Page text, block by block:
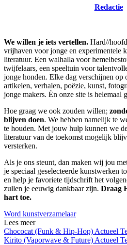
Redactie
We willen je iets vertellen. Hard//
vrijhaven voor jonge en experimentele
literatuur. Een walhalla voor
twijfelaars, een speeltuin voor
jonge honden. Elke dag verschijnen op
artikelen, verhalen, poëzie, kunst,
jonge makers. Én onze site is helemaal
Hoe graag we ook zouden willen;
blijven doen. We hebben namelijk te
te houden. Met jouw hulp kunnen we
literatuur van de toekomst mogelijk
versterken.
Als je ons steunt, dan maken wij jou
je speciaal geselecteerde kunstwerken
en help je favoriete tijdschrift het
zullen je eeuwig dankbaar zijn. Draag
hart toe.
Word kunstverzamelaar
Lees meer
Chococat (Funk & Hip-Hop) Actueel
Kirito (Vaporwave & Future) Actueel